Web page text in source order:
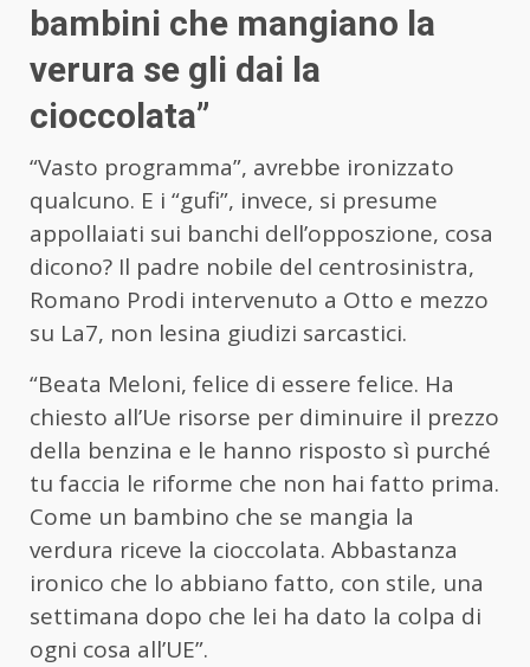
bambini che mangiano la
verura se gli dai la
cioccolata”
“Vasto programma”, avrebbe ironizzato
qualcuno. E i “gufi”, invece, si presume
appollaiati sui banchi dell’opposzione, cosa
dicono? Il padre nobile del centrosinistra,
Romano Prodi intervenuto a Otto e mezzo
su La7, non lesina giudizi sarcastici.
“Beata Meloni, felice di essere felice. Ha
chiesto all’Ue risorse per diminuire il prezzo
della benzina e le hanno risposto sì purché
tu faccia le riforme che non hai fatto prima.
Come un bambino che se mangia la
verdura riceve la cioccolata. Abbastanza
ironico che lo abbiano fatto, con stile, una
settimana dopo che lei ha dato la colpa di
ogni cosa all’UE”.